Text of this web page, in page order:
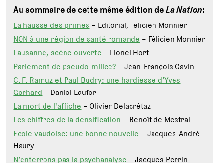
Au sommaire de cette même édition deLa Nation:
La hausse des primes – Editorial, Félicien Monnier
NON à une région de santé romande – Félicien Monnier
Lausanne, scène ouverte – Lionel Hort
Parlement de pseudo-milice? – Jean-François Cavin
C. F. Ramuz et Paul Budry: une hardiesse d’Yves
Gerhard – Daniel Laufer
La mort de l'affiche – Olivier Delacrétaz
Les chiffres de la densification – Benoît de Mestral
Ecole vaudoise: une bonne nouvelle – Jacques-André
Haury
N’enterrons pas la psychanalyse – Jacques Perrin